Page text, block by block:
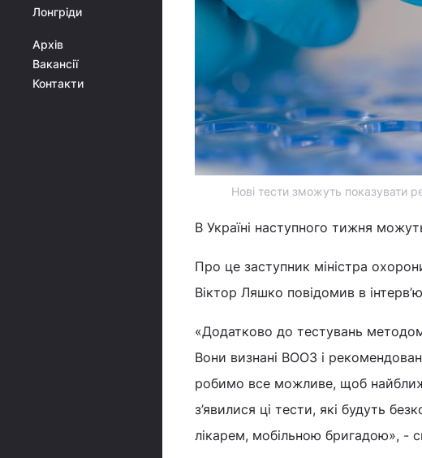
Лонгріди
Архів
Вакансії
Контакти
Нові тести зможуть показувати
В Україні наступного тижня
Про це заступник міністра
Віктор Ляшко повідомив в інтерв’ю
«Додатково до тестувань
Вони визнані ВООЗ і
робимо все можливе, щоб
з’явилися ці тести, які будуть
лікарем, мобільною бригадою», -